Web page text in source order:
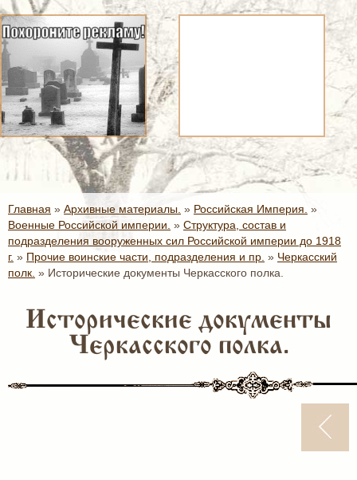
Главная » Архивные материалы. » Российская Империя. »
Военные Российской империи. » Структура, состав и
подразделения вооруженных сил Российской империи до 1918
г. » Прочие воинские части, подразделения и пр. » Черкасский
полк. » Исторические документы Черкасского полка.
Исторические документы
Черкасского полка.